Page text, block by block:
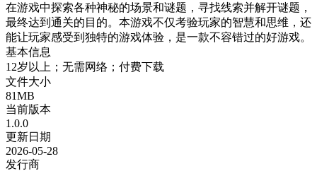
在游戏中探索各种神秘的场景和谜题，寻找线索并解开谜题，
最终达到通关的目的。本游戏不仅考验玩家的智慧和思维，还
能让玩家感受到独特的游戏体验，是一款不容错过的好游戏。
基本信息
12岁以上；无需网络；付费下载
文件大小
81MB
当前版本
1.0.0
更新日期
2026-05-28
发行商